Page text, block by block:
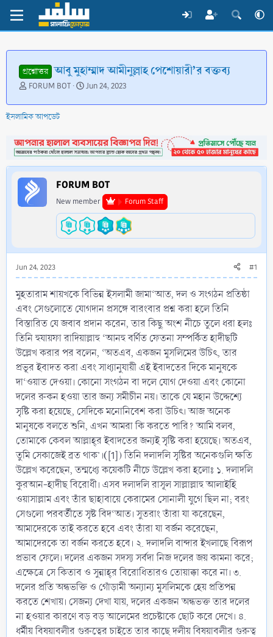
প্রশ্নোত্তর আবু মুহাম্মাদ আমীনুল্লাহ পেশোয়ারী’র বক্তব্য
T
r
e
d
s
t
a
r
t
FORUM BOT
S
a
d
a
t
e
Jun 24, 2023
ইসলামিক আপডেট
FORUM BOT
New member Forum Staff
Jun 24, 2023 #1
মুহতারাম শায়খকে বিভিন্ন ইসলামী জামা‘আত, দল ও সংগঠন প্রতিষ্ঠা
এবং সেগুলোতে যোগদান প্রসঙ্গে বারংবার প্রশ্ন করা হলে তিনি
বিস্তারিত যে জবাব প্রদান করেন, তার কিছু অংশ নীচে তুলে ধরা হলঃ
তিনি হুযায়ফা রাদিয়াল্লাহু ‘আনহু বর্ণিত ফেতনা সম্পর্কিত হাদীছটি
উল্লেখ করার পর বলেন, ‘অতএব, একজন মুসলিমের উচিৎ, তার
প্রভূর ইবাদত করা এবং সাধ্যানুযায়ী এই ইবাদতের দিকে মানুষকে
দা‘ওয়াত দেওয়া। কোনো সংগঠন বা দলে যোগ দেওয়া এবং কোনো
দলের রুকন হওয়া তার জন্য সমীচীন নয়। তাকে যে মহান উদ্দেশ্যে
সৃষ্টি করা হয়েছে, সেদিকে মনোনিবেশ করা উচিৎ। আজ অনেক
মানুষকে বলতে শুনি, এখন আমরা কি করতে পারি? আমি বলব,
তোমাকে কেবল আল্লাহ্‌র ইবাদতের জন্যই সৃষ্টি করা হয়েছে। অতএব,
তুমি সেকাজেই ব্রত থাক’।([1]) তিনি দলাদলি সৃষ্টির অনেকগুলি ক্ষতি
উল্লেখ করেছেন, তন্মধ্যে কয়েকটি নীচে উল্লেখ করা হলোঃ ১. দলাদলি
কুরআন-হাদীছ বিরোধী। এসব দলাদলি রাসূল সাল্লাল্লাহু আলাইহি
ওয়াসাল্লাম এবং তাঁর ছাহাবায়ে কেরামের সোনালী যুগে ছিল না; বরং
সেগুলো পরবর্তীতে সৃষ্ট বিদ‘আত। সুতরাং তাঁরা যা করেছেন,
আমাদেরকে তাই করতে হবে এবং তাঁরা যা বর্জন করেছেন,
আমাদেরকে তা বর্জন করতে হবে। ২. দলাদলি বান্দার ইখলাছে বিরূপ
প্রভাব ফেলে। দলের একজন সদস্য সর্বদা নিজ দলের জয় কামনা করে;
এক্ষেত্রে সে কিতাব ও সুন্নাহ্‌র বিরোধিতারও তোয়াক্কা করে না। ৩.
দলের প্রতি অন্ধভক্তি ও গোঁড়ামী অন্যান্য মুসলিমকে হেয় প্রতিপন্ন
করতে শেখায়। সেজন্য দেখা যায়, দলের একজন অন্ধভক্ত তার দলের
না হওয়ার কারণে বড় বড় আলেমের প্রচেষ্টাকে ছোট করে দেখে। ৪.
ধর্মীয় বিষয়াবলীর গুরুত্বের চাইতে তার কাছে দলীয় বিষয়াবলীর গুরুত্ব